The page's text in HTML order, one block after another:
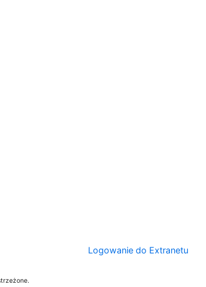
Logowanie do Extranetu